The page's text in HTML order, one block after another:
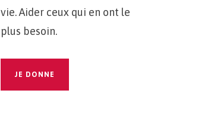
vie. Aider ceux qui en ont le
plus besoin.
JE DONNE